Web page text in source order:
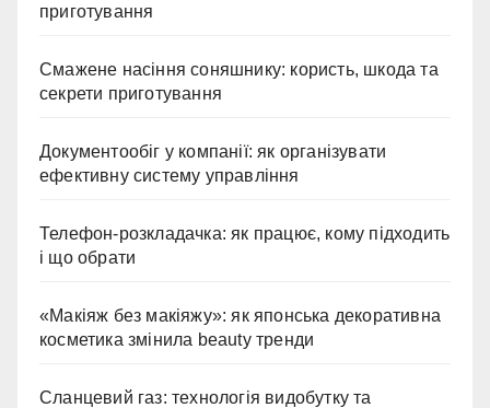
приготування
Смажене насіння соняшнику: користь, шкода та
секрети приготування
Документообіг у компанії: як організувати
ефективну систему управління
Телефон-розкладачка: як працює, кому підходить
і що обрати
«Макіяж без макіяжу»: як японська декоративна
косметика змінила beauty тренди
Сланцевий газ: технологія видобутку та